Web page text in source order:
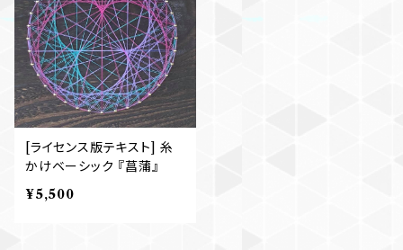
[ライセンス版テキスト] 糸
かけベーシック 『菖蒲』
¥5,500